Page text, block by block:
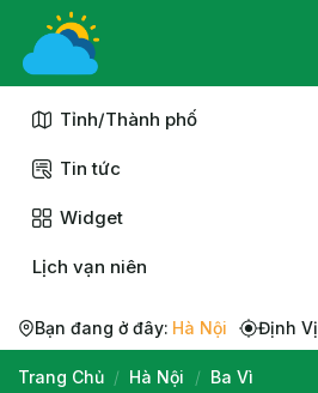
Chuyển
nội
Tỉnh/Thành phố
Tin tức
Widget
Lịch vạn niên
Bạn đang ở đây: Hà Nội Định Vị
Trang Chủ / Hà Nội / Ba Vì